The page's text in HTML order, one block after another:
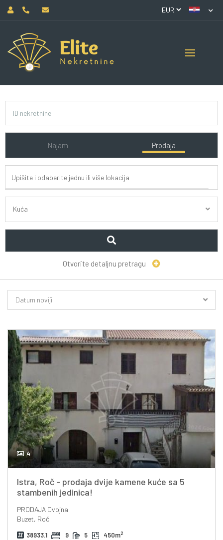
Najam Prodaja
Kuća
Otvorite detaljnu pretragu
Datum noviji
4
Istra, Roč - prodaja dvije kamene kuće sa 5
stambenih jedinica!
PRODAJADvojna
Buzet, Roč
38933.1 9 5 450m2